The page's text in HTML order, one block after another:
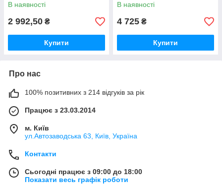
В наявності
2 992,50 ₴
Купити
В наявності
4 725 ₴
Купити
Про нас
100% позитивних з 214 відгуків за рік
Працює з 23.03.2014
м. Київ
ул.Автозаводська 63, Київ, Україна
Контакти
Сьогодні працює з 09:00 до 18:00
Показати весь графік роботи